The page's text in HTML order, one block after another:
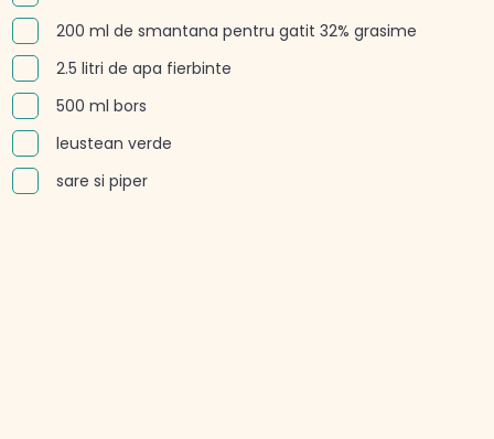
200 ml de smantana pentru gatit 32% grasime
2.5 litri de apa fierbinte
500 ml bors
leustean verde
sare si piper